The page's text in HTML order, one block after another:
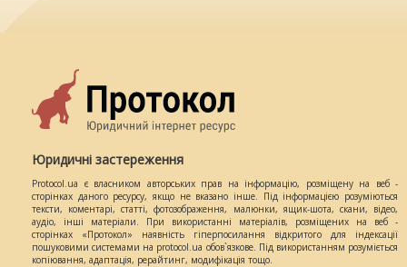
Юридичні застереження
Protocol.ua є власником авторських прав на інформацію, розміщену на веб -
сторінках даного ресурсу, якщо не вказано інше. Під інформацією розуміються
тексти, коментарі, статті, фотозображення, малюнки, ящик-шота, скани, відео,
аудіо, інші матеріали. При використанні матеріалів, розміщених на веб -
сторінках «Протокол» наявність гіперпосилання відкритого для індексації
пошуковими системами на protocol.ua обов`язкове. Під використанням розуміється
копіювання, адаптація, рерайтинг, модифікація тощо.